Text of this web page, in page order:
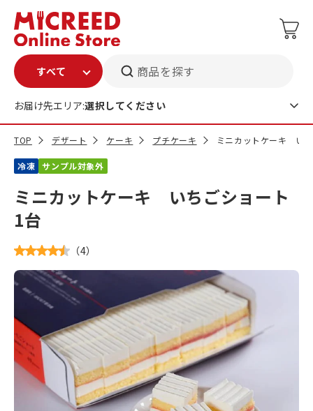
商品を探す
お届け先エリア:選択してください
TOP デザート ケーキ プチケーキ ミニカットケーキ い
冷凍 サンプル対象外
ミニカットケーキ いちごショート
1台
（4）